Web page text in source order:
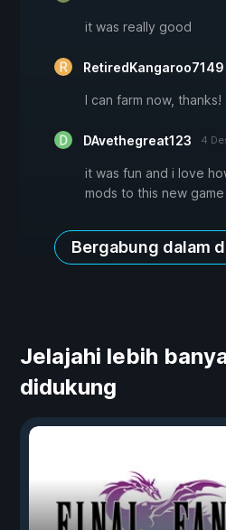
it was really good
RetiredKangaroo7149
I can farm now, thanks!
DAvethegreat123 4
it was fun and i love
mods to this new game
Bergabung dalam
Jelajahi lebih
didukung